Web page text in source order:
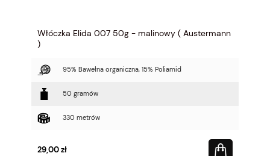
Włóczka Elida 007 50g - malinowy ( Austermann
)
95% Bawełna organiczna, 15% Poliamid
50 gramów
330 metrów
29,00 zł